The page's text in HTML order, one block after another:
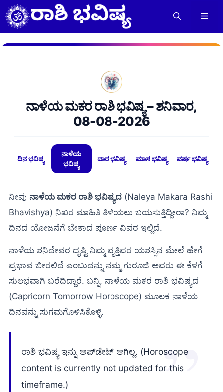
Skip
to
content
ನಾಳೆಯ ಮಕರ ರಾಶಿ ಭವಿಷ್ಯ – ಶನಿವಾರ,
08-08-2026
ದಿನ ಭವಿಷ್ಯ
ನಾಳೆಯ
ಭವಿಷ್ಯ
ವಾರ ಭವಿಷ್ಯ ಮಾಸ ಭವಿಷ್ಯ ವರ್ಷ ಭವಿಷ್ಯ
ನೀವು ನಾಳೆಯ ಮಕರ ರಾಶಿ ಭವಿಷ್ಯದ (Naleya Makara Rashi
Bhavishya) ನಿಖರ ಮಾಹಿತಿ ತಿಳಿಯಲು ಬಯಸುತ್ತಿದ್ದೀರಾ? ನಿಮ್ಮ
ದಿನದ ಯೋಜನೆಗೆ ಬೇಕಾದ ಪೂರ್ಣ ವಿವರ ಇಲ್ಲಿದೆ.
ನಾಳೆಯ ಶನಿದೇವರ ದೃಷ್ಟಿ ನಿಮ್ಮ ವೃತ್ತಿಪರ ಯಶಸ್ಸಿನ ಮೇಲೆ ಹೇಗೆ
ಪ್ರಭಾವ ಬೀರಲಿದೆ ಎಂಬುದನ್ನು ನಮ್ಮ ಗುರೂಜಿ ಅವರು ಈ ಕೆಳಗೆ
ಸುಲಭವಾಗಿ ಬರೆದಿದ್ದಾರೆ. ಬನ್ನಿ, ನಾಳೆಯ ಮಕರ ರಾಶಿ ಭವಿಷ್ಯದ
(Capricorn Tomorrow Horoscope) ಮೂಲಕ ನಾಳೆಯ
ದಿನವನ್ನು ಸುಗಮಗೊಳಿಸಿಕೊಳ್ಳಿ.
ರಾಶಿ ಭವಿಷ್ಯ ಇನ್ನು ಅಪ್‌ಡೇಟ್ ಆಗಿಲ್ಲ. (Horoscope
content is currently not updated for this
timeframe.)